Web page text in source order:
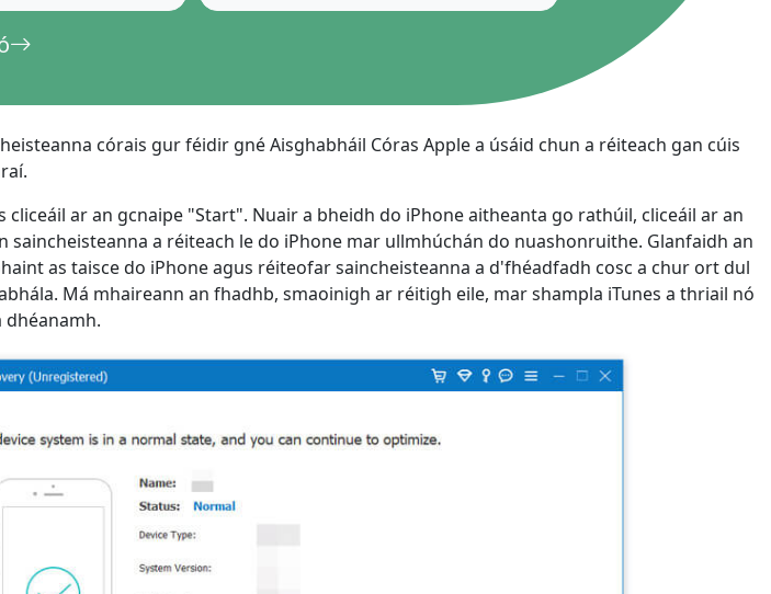
córais gur féidir gné Aisghabháil Córas Apple a úsáid chun a réiteach gan cúis
cliceáil ar an gcnaipe "Start". Nuair a bheidh do iPhone aitheanta go rathúil, cliceáil ar an
saincheisteanna a réiteach le do iPhone mar ullmhúchán do nuashonruithe. Glanfaidh an
as taisce do iPhone agus réiteofar saincheisteanna a d'fhéadfadh cosc ​​a chur ort dul
Má mhaireann an fhadhb, smaoinigh ar réitigh eile, mar shampla iTunes a thriail nó